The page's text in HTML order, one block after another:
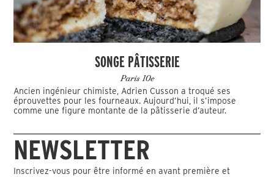
SONGE PÂTISSERIE
Paris 10e
Ancien ingénieur chimiste, Adrien Cusson a troqué ses
éprouvettes pour les fourneaux. Aujourd’hui, il s’impose
comme une figure montante de la pâtisserie d’auteur.
NEWSLETTER
Inscrivez-vous pour être informé en avant première et